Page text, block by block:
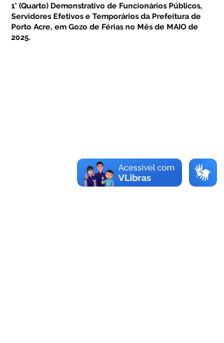
1° (Quarto) Demonstrativo de Funcionários Públicos,
Servidores Efetivos e Temporários da Prefeitura de
Porto Acre, em Gozo de Férias no Mês de MAIO de
2025.